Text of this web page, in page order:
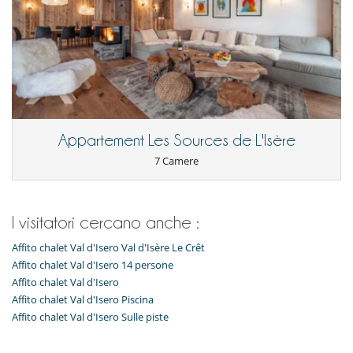
offering breathtaking views of glaciers and snow-capped peaks. It is in
close proximity to the ski slopes and amenities, allowing you to fully
enjoy the luxury alpine atmosphere. Val d'Isère is renowned for its
diverse slopes, vibrant nightlife, and high-end boutiques, making it a
sought-after destination for mountain enthusiasts.
I bambini sono i benvenuti
Letto per bebè
Ascensore
Balcone
Divertimenti ed attività sportive
Accesso internet (wifi)
Bar
Console di gioco (X-box, Nintendo, Wii)
Hammam
Appartement Les Sources de L'Isère
7 Camere
I visitatori cercano anche :
Affito chalet Val d'Isero Val d'Isère Le Crêt
Affito chalet Val d'Isero 14 persone
Affito chalet Val d'Isero
Affito chalet Val d'Isero Piscina
Affito chalet Val d'Isero Sulle piste